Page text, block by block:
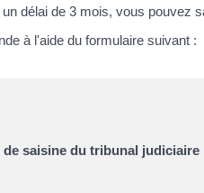
délai de 3 mois, vous pouvez
à l'aide du formulaire suivant :
de saisine du tribunal judiciaire